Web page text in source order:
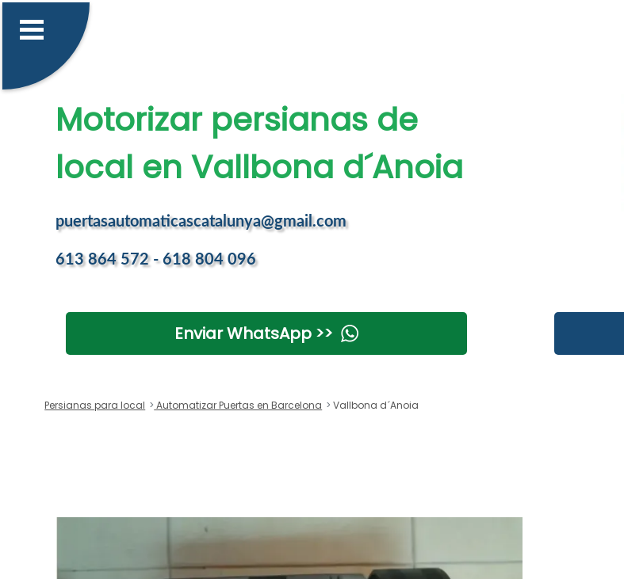
Motorizar persianas de
local en Vallbona d´Anoia
puertasautomaticascatalunya@gmail.com
613 864 572 - 618 804 096
Enviar WhatsApp >>
Persianas para local Automatizar Puertas en Barcelona Vallbona d´Anoia